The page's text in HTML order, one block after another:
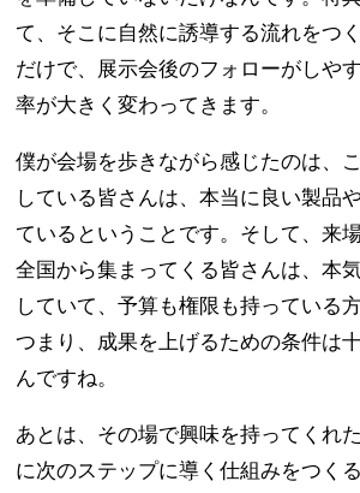
て、そこに自然に誘導する流れをつ
だけで、展示会後のフォローがしや
率が大きく変わってきます。
僕が会場を歩きながら感じたのは、
している皆さんは、本当に良い製品
ているということです。そして、来
全国から集まってくる皆さんは、本
していて、予算も権限も持っている
つまり、成果を上げるための条件は
んですね。
あとは、その場で興味を持ってくれ
に次のステップに導く仕組みをつく